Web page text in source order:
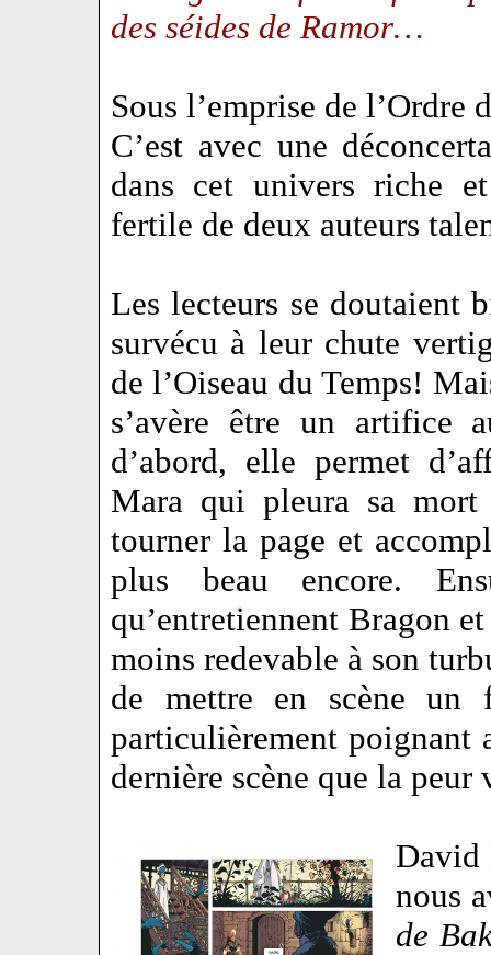
des séides de Ramor…
Sous l’emprise de
C’est avec une
dans cet univers riche
fertile de deux auteurs
Les lecteurs se doutaient
survécu à leur chute
de l’Oiseau du Temps!
s’avère être un artifice
d’abord, elle permet
Mara qui pleura sa
tourner la page et
plus beau encore.
qu’entretiennent Bragon
moins redevable à son
de mettre en scène un
particulièrement poignant
dernière scène que la
David
nous
de